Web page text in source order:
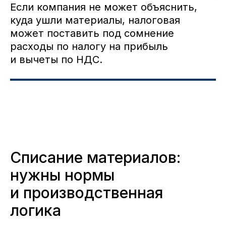
Если компания не может объяснить,
куда ушли материалы, налоговая
может поставить под сомнение
расходы по налогу на прибыль
и вычеты по НДС.
Списание материалов:
нужны нормы
и производственная
логика